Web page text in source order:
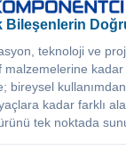
Bileşenlerin
teknoloji ve
malzemelerine
bireysel
kadar farklı
tek noktada